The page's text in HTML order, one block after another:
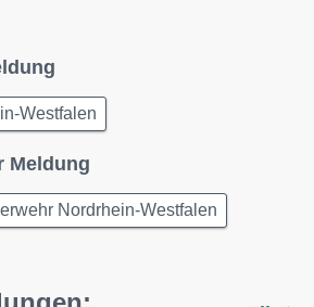
Westfalen
Meldung
Nordrhein-Westfalen